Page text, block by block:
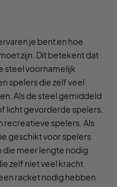
je bent en hoe
zijn. Dit betekent dat
steel voornamelijk
spelers die zelf veel
Als de steel gemiddeld
licht gevorderde spelers,
recreatieve spelers. Als
geschikt voor spelers
die meer lengte nodig
zelf niet veel kracht
racket nodig hebben